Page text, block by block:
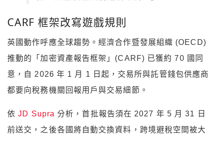
CARF 框架改寫遊戲規則
英國動作呼應全球趨勢。經濟合作暨發展組織 (OECD)
推動的「加密資產報告框架」(CARF) 已獲約 70 國同
意，自 2026 年 1 月 1 日起，交易所與託管錢包供應商
都要向稅務機關回報用戶與交易細節。
依JD Supra 分析，首批報告須在 2027 年 5 月 31 日
前送交，之後各國將自動交換資料，跨境避稅空間被大